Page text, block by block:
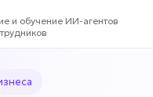
и обучение ИИ-агентов